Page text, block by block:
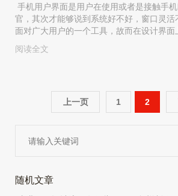
手机用户界面是用户在使用或者是接触手
官，其次才能够说到系统好不好，窗口灵
面对广大用户的一个工具，故而在设计界
阅读全文
上一页 1 2
随机文章